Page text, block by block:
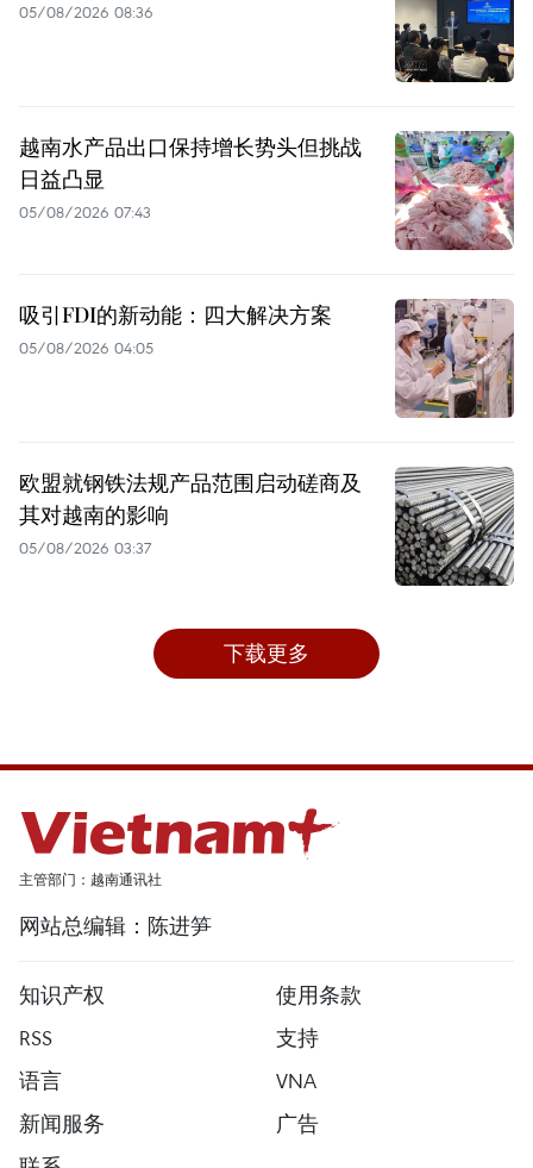
05/08/2026 08:36
越南水产品出口保持增长势头但挑战
日益凸显
05/08/2026 07:43
吸引FDI的新动能：四大解决方案
05/08/2026 04:05
欧盟就钢铁法规产品范围启动磋商及
其对越南的影响
05/08/2026 03:37
下载更多
主管部门：越南通讯社
网站总编辑：陈进笋
知识产权
使用条款
RSS
支持
语言
VNA
新闻服务
广告